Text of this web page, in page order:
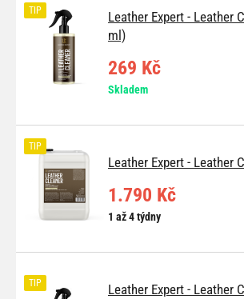
Leather Expert - Leather
ml)
TIP
269 Kč
Skladem
Leather Expert - Leather
TIP
1.790 Kč
1 až 4 týdny
Leather Expert - Leather
TIP